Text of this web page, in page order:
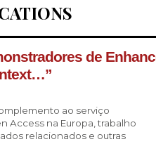
de
ao serviço
Access na Europa, trabalho
relacionados e outras